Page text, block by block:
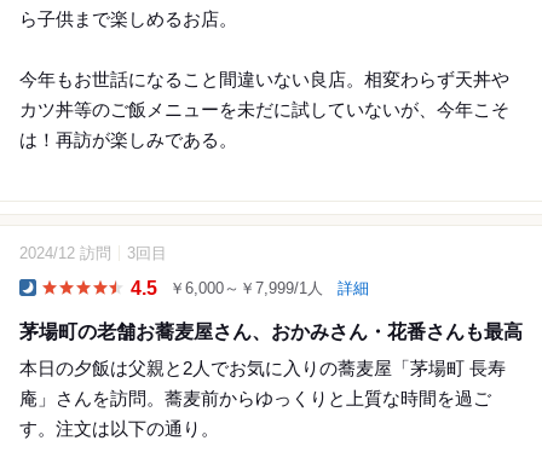
ら子供まで楽しめるお店。
今年もお世話になること間違いない良店。相変わらず天丼や
カツ丼等のご飯メニューを未だに試していないが、今年こそ
は！再訪が楽しみである。
12
2024/12 訪問 3回目
4.5 ￥6,000～￥7,999/1人 詳細
茅場町の老舗お蕎麦屋さん、おかみさん・花番さんも最高
本日の夕飯は父親と2人でお気に入りの蕎麦屋「茅場町 長寿
庵」さんを訪問。蕎麦前からゆっくりと上質な時間を過ご
す。注文は以下の通り。